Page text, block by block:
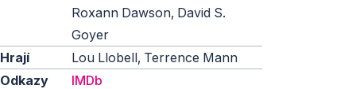
Roxann Dawson, David S.
Goyer
Hrají
Lou Llobell, Terrence Mann
Odkazy
IMDb